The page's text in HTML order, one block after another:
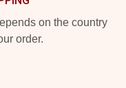
on the country
order.